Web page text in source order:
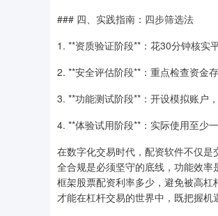
### 四、实践指南：四步筛选法
1. **资质验证阶段**：花30分钟核实
2. **安全评估阶段**：重点检查资金
3. **功能测试阶段**：开设模拟账户
4. **体验试用阶段**：实际使用至少
在数字化交易时代，配资软件不仅
全合规是必须坚守的底线，功能效
框架股票配资利率多少，避免被高杠
才能在杠杆交易的世界中，既把握机